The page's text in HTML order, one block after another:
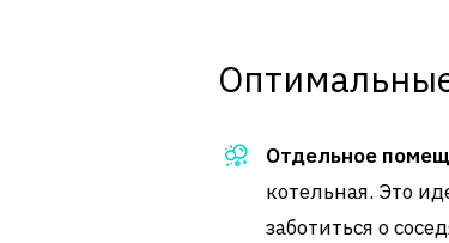
Отдельное
котельная. Это
заботиться о